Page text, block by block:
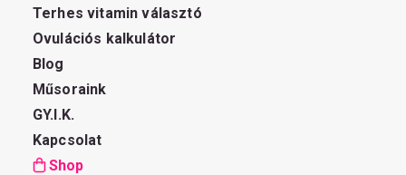
Terhes vitamin választó
Ovulációs kalkulátor
Blog
Műsoraink
GY.I.K.
Kapcsolat
Shop